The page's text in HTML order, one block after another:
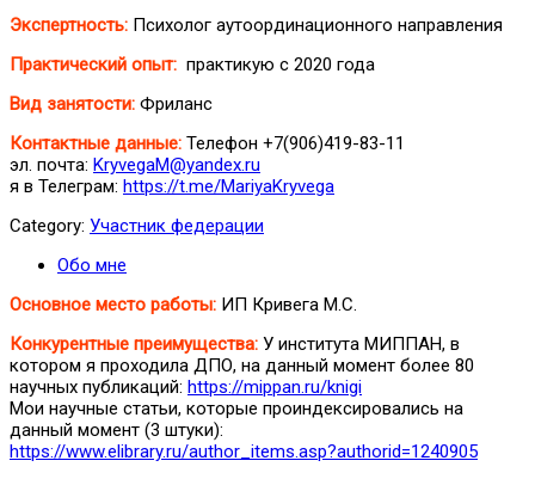
Экспертность: Психолог аутоординационного направления
Практический опыт: практикую с 2020 года
Вид занятости: Фриланс
Контактные данные: Телефон +7(906)419-83-11
эл. почта: KryvegaM@yandex.ru
я в Телеграм: https://t.me/MariyaKryvega
Category: Участник федерации
Обо мне
Основное место работы: ИП Кривега М.С.
Конкурентные преимущества: У института МИППАН, в
котором я проходила ДПО, на данный момент более 80
научных публикаций: https://mippan.ru/knigi
Мои научные статьи, которые проиндексировались на
данный момент (3 штуки):
https://www.elibrary.ru/author_items.asp?authorid=1240905